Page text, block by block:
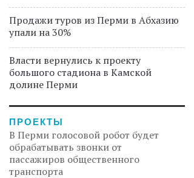
Продажи туров из Перми в Абхазию
упали на 30%
Власти вернулись к проекту
большого стадиона в Камской
долине Перми
ПРОЕКТЫ
В Перми голосовой робот будет
обрабатывать звонки от
пассажиров общественного
транспорта